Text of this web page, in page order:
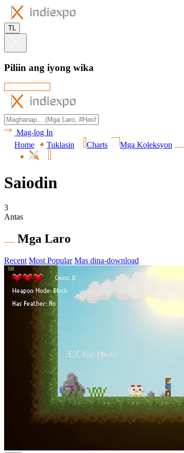
TL
Piliin ang iyong wika
Mag-log In
Home
Tuklasin Charts Mga Koleksyon
Saiodin
3
Antas
Mga Laro
Recent Most Popular Mas dina-download